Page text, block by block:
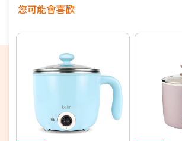
★電視如需加購到府安裝服務，請備注在
※如商品標題掛有【預購】字樣，都將依
單順序陸續出貨，如遇原廠供貨延遲，將
若您同意以上約定事項再行下單，謝謝。
您可能會喜歡